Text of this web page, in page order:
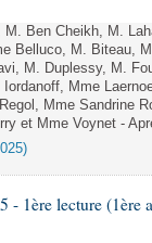
Ben Cheikh, M.
Belluco, M. Biteau,
M. Duplessy, M.
Mme
Mme Sandrine
et Mme Voynet -
1ère lecture (1ère